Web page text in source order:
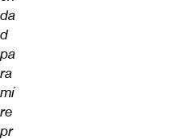
da
d
pa
ra
mí
re
pr